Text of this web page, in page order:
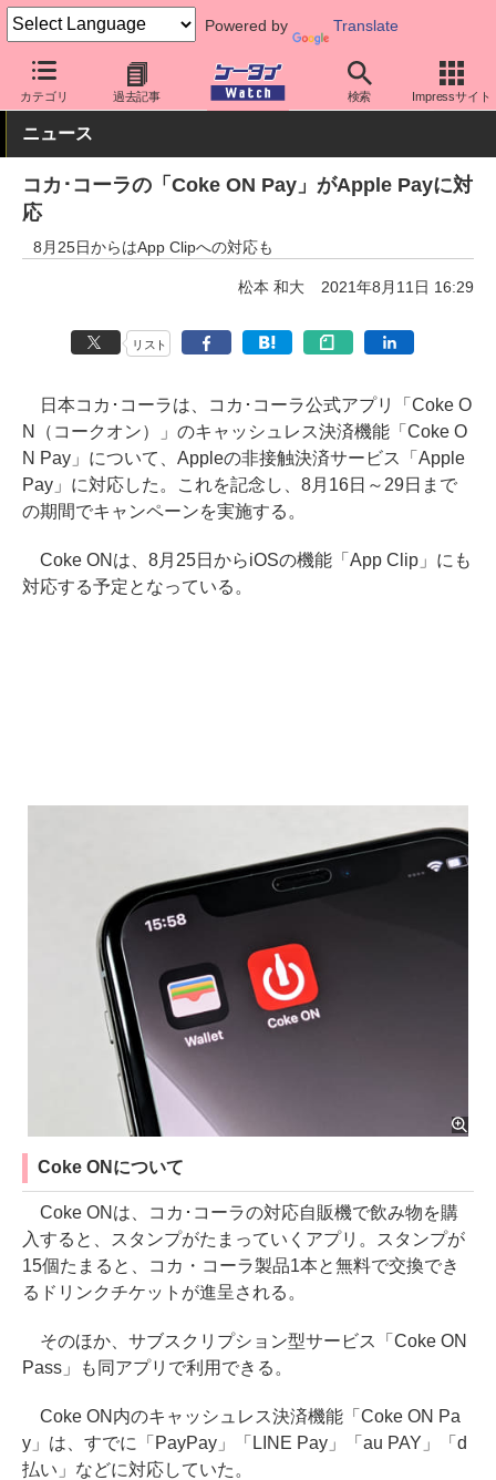
Powered by Translate
カテゴリ 過去記事 検索 Impressサイト
ケータイ Watch OS iPhone (iOS) アプリ・サービス
ニュース
コカ･コーラの「Coke ON Pay」がApple Payに対
応
8月25日からはApp Clipへの対応も
松本 和大 2021年8月11日 16:29
リスト
日本コカ･コーラは、コカ･コーラ公式アプリ「Coke O
N（コークオン）」のキャッシュレス決済機能「Coke O
N Pay」について、Appleの非接触決済サービス「Apple
Pay」に対応した。これを記念し、8月16日～29日まで
の期間でキャンペーンを実施する。
Coke ONは、8月25日からiOSの機能「App Clip」にも
対応する予定となっている。
Coke ONについて
Coke ONは、コカ･コーラの対応自販機で飲み物を購
入すると、スタンプがたまっていくアプリ。スタンプが
15個たまると、コカ・コーラ製品1本と無料で交換でき
るドリンクチケットが進呈される。
そのほか、サブスクリプション型サービス「Coke ON
Pass」も同アプリで利用できる。
Coke ON内のキャッシュレス決済機能「Coke ON Pa
y」は、すでに「PayPay」「LINE Pay」「au PAY」「d
払い」などに対応していた。